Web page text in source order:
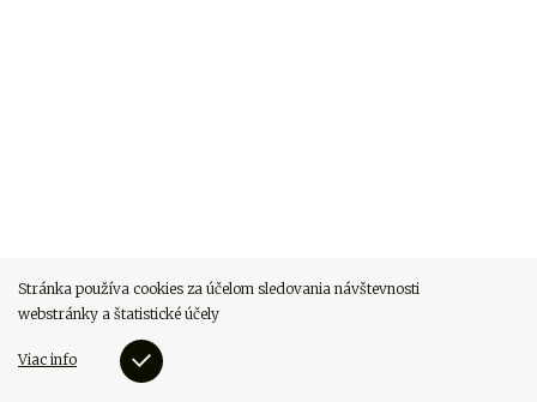
Stránka používa cookies za účelom sledovania návštevnosti
webstránky a štatistické účely
Viac info